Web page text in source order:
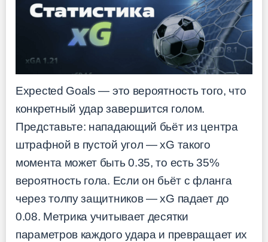
Expected Goals — это вероятность того, что
конкретный удар завершится голом.
Представьте: нападающий бьёт из центра
штрафной в пустой угол — xG такого
момента может быть 0.35, то есть 35%
вероятность гола. Если он бьёт с фланга
через толпу защитников — xG падает до
0.08. Метрика учитывает десятки
параметров каждого удара и превращает их